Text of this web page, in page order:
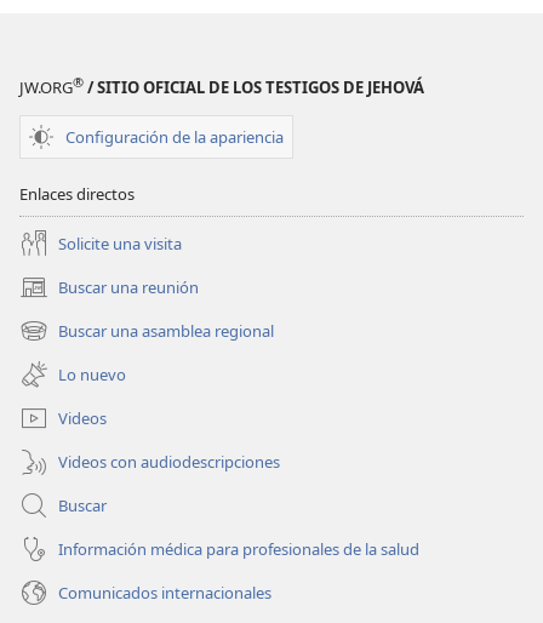
JW.ORG® / SITIO OFICIAL DE LOS TESTIGOS DE JEHOVÁ
Configuración de la apariencia
Enlaces directos
Solicite una visita
Buscar una reunión
(abre
una
nueva
ventana)
Buscar una asamblea regional
(abre
una
nueva
ventana)
Lo nuevo
Videos
Videos con audiodescripciones
Buscar
Información médica para profesionales de la salud
Comunicados internacionales